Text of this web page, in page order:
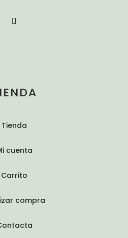
Tienda
cuenta
Carrito
compra